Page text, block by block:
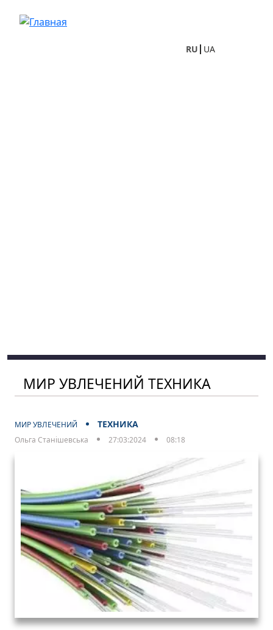
RU UA
МИР УВЛЕЧЕНИЙ ТЕХНИКА
МИР УВЛЕЧЕНИЙ ТЕХНИКА
Ольга Станішевська 27:03:2024 08:18